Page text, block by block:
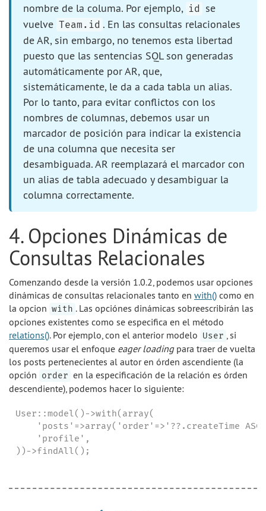
nombre de la columa. Por ejemplo, id
se
vuelve Team.id . En las consultas relacionales
de AR, sin embargo, no tenemos esta libertad
puesto que las sentencias SQL son generadas
automáticamente por AR, que,
sistemáticamente, le da a cada tabla un alias.
Por lo tanto, para evitar conflictos con los
nombres de columnas, debemos usar un
marcador de posición para indicar la existencia
de una columna que necesita ser
desambiguada. AR reemplazará el marcador con
un alias de tabla adecuado y desambiguar la
columna correctamente.
4. Opciones Dinámicas de
Consultas Relacionales
Comenzando desde la versión 1.0.2, podemos usar opciones
dinámicas de consultas relacionales tanto en with() como en
la opcion with . Las opciónes dinámicas sobreescribirán las
opciones existentes como se especifica en el método
relations(). Por ejemplo, con el anterior modelo User
, si
queremos usar el enfoque eager loadingpara traer de vuelta
los posts pertenecientes al autor en órden ascendiente (la
opción order en la especificación de la relación es órden
descendiente), podemos hacer lo siguiente:
User::model()->with(array(
'posts'=>array('order'=>'??.createTime
    'profile',
))->findAll();